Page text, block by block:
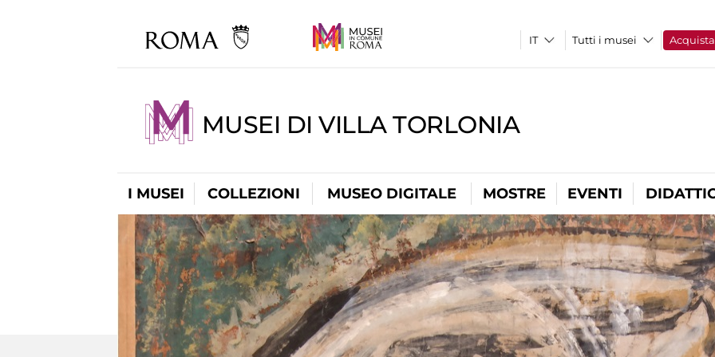
Tutti i musei Acquista
MUSEI DI VILLA TORLONIA
I MUSEI COLLEZIONI MUSEO DIGITALE MOSTRE EVENTI